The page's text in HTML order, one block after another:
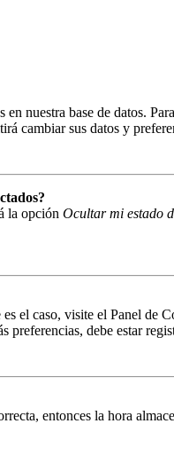
nuestra base de datos.
cambiar sus datos y
la opción Ocultar mi estado
el caso, visite el Panel
debe estar
entonces la hora